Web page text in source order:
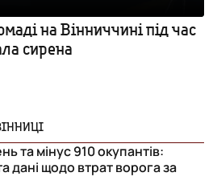
на Вінниччині під час
сирена
та мінус 910 окупантів:
дані щодо втрат ворога за